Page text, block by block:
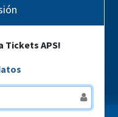
Tickets APS!